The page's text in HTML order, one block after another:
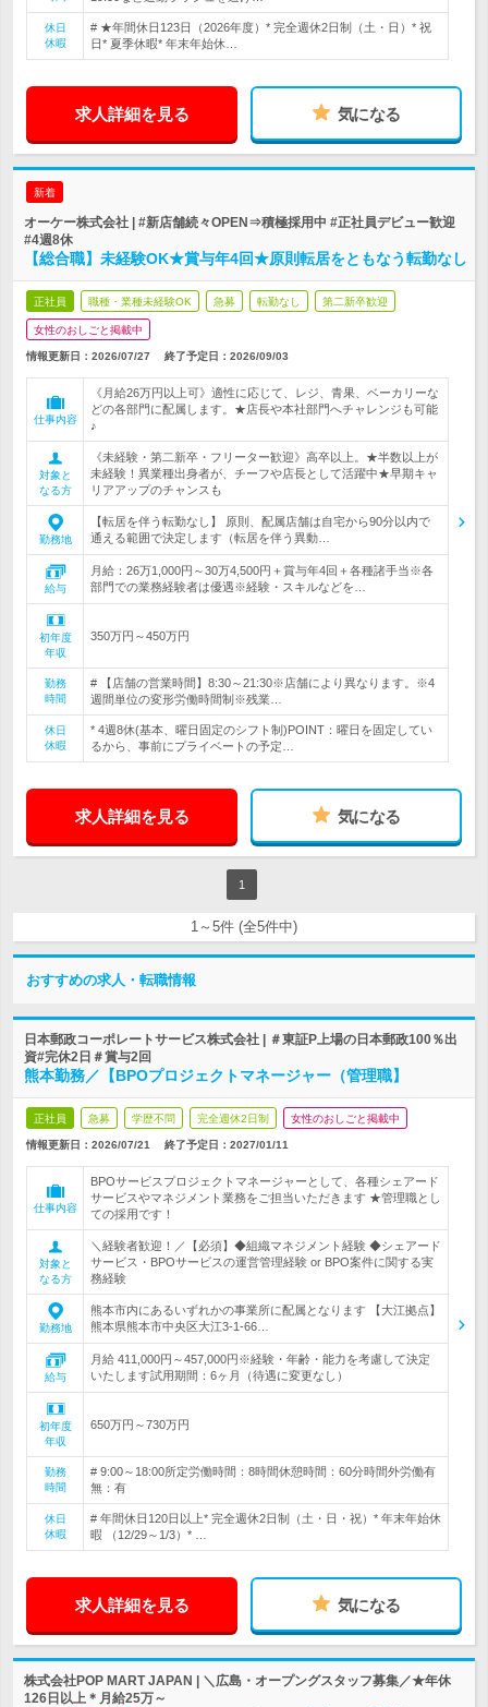
休日
休暇
# ★年間休日123日（2026年度）* 完全週休2日制（土・日）* 祝
日* 夏季休暇* 年末年始休…
求人詳細を見る 気になる
新着
オーケー株式会社 | #新店舗続々OPEN⇒積極採用中 #正社員デビュー歓迎
#4週8休
【総合職】未経験OK★賞与年4回★原則転居をともなう転勤なし
正社員 職種・業種未経験OK 急募 転勤なし 第二新卒歓迎
女性のおしごと掲載中
情報更新日：2026/07/27 終了予定日： 2026/09/03
仕事内容
《月給26万円以上可》適性に応じて、レジ、青果、ベーカリーな
どの各部門に配属します。★店長や本社部門へチャレンジも可能
♪
対象と
なる方
《未経験・第二新卒・フリーター歓迎》高卒以上。★半数以上が
未経験！異業種出身者が、チーフや店長として活躍中★早期キャ
リアアップのチャンスも
勤務地
【転居を伴う転勤なし】 原則、配属店舗は自宅から90分以内で
通える範囲で決定します（転居を伴う異動…
給与
月給：26万1,000円～30万4,500円＋賞与年4回＋各種諸手当※各
部門での業務経験者は優遇※経験・スキルなどを…
初年度
年収
350万円～450万円
勤務
時間
# 【店舗の営業時間】8:30～21:30※店舗により異なります。※4
週間単位の変形労働時間制※残業…
休日
休暇
* 4週8休(基本、曜日固定のシフト制)POINT：曜日を固定してい
るから、事前にプライベートの予定…
求人詳細を見る 気になる
1
1～5件 (全5件中)
おすすめの求人・転職情報
日本郵政コーポレートサービス株式会社 | ＃東証P上場の日本郵政100％出
資#完休2日＃賞与2回
熊本勤務／【BPOプロジェクトマネージャー（管理職】
正社員 急募 学歴不問 完全週休2日制 女性のおしごと掲載中
情報更新日：2026/07/21 終了予定日： 2027/01/11
仕事内容
BPOサービスプロジェクトマネージャーとして、各種シェアード
サービスやマネジメント業務をご担当いただきます ★管理職とし
ての採用です！
対象と
なる方
＼経験者歓迎！／【必須】◆組織マネジメント経験 ◆シェアード
サービス・BPOサービスの運営管理経験 or BPO案件に関する実
務経験
勤務地
熊本市内にあるいずれかの事業所に配属となります 【大江拠点】
熊本県熊本市中央区大江3-1-66…
給与
月給 411,000円～457,000円※経験・年齢・能力を考慮して決定
いたします試用期間：6ヶ月（待遇に変更なし）
初年度
年収
650万円～730万円
勤務
時間
# 9:00～18:00所定労働時間：8時間休憩時間：60分時間外労働有
無：有
休日
休暇
# 年間休日120日以上* 完全週休2日制（土・日・祝）* 年末年始休
暇 （12/29～1/3）* …
求人詳細を見る 気になる
株式会社POP MART JAPAN | ＼広島・オープングスタッフ募集／★年休
126日以上＊月給25万～